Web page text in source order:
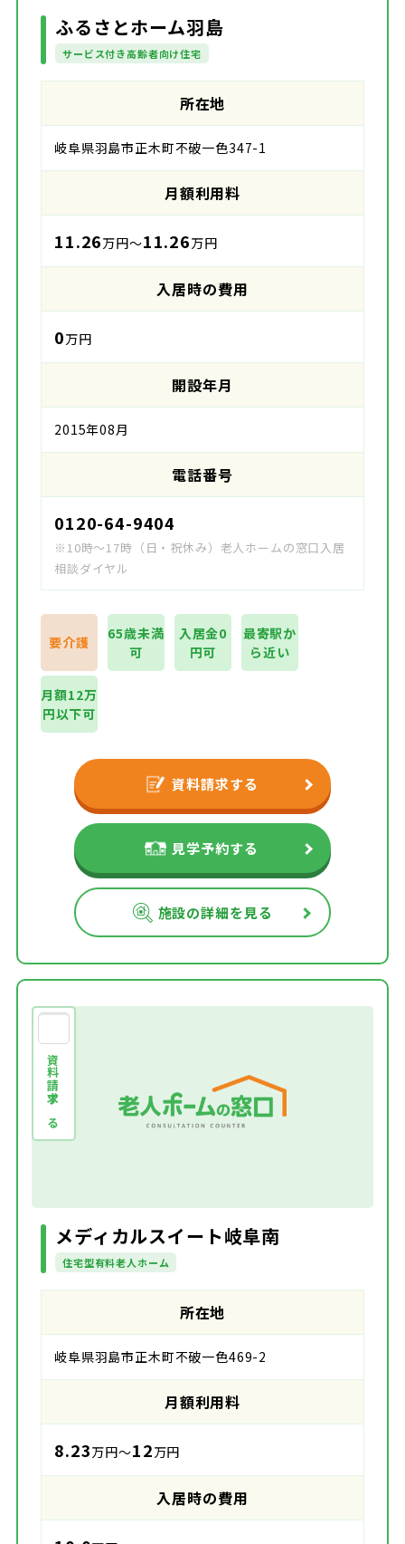
ふるさとホーム羽島
サービス付き高齢者向け住宅
所在地
岐阜県羽島市正木町不破一色347-1
月額利用料
11.26万円～11.26万円
入居時の費用
0万円
開設年月
2015年08月
電話番号
0120-64-9404
※10時～17時（日・祝休み）老人ホームの窓口入居
相談ダイヤル
要介護
65歳未満
可
入居金0
円可
最寄駅か
ら近い
月額12万
円以下可
資料請求する
見学予約する
施設の詳細を見る
資料請求する
メディカルスイート岐阜南
住宅型有料老人ホーム
所在地
岐阜県羽島市正木町不破一色469-2
月額利用料
8.23万円～12万円
入居時の費用